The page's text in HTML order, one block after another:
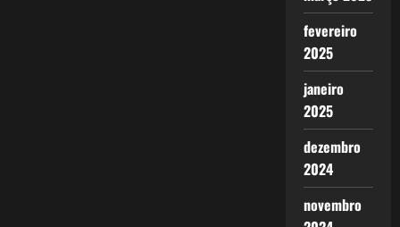
fevereiro
2025
janeiro
2025
dezembro
2024
novembro